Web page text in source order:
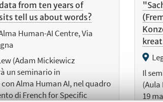
from ten years of
tell us about words?
Human-AI Centre, Via
(Adam Mickiewicz
un seminario in
Alma Human AI, nel quadro
di French for Specific
Il
(Aula
19